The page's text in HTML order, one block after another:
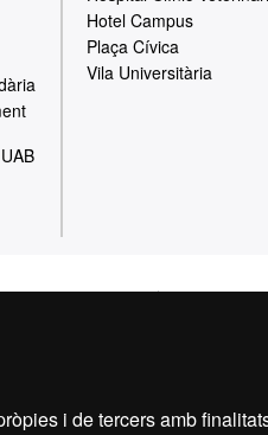
i de tercers amb
Hotel Campus
Plaça Cívica
Vila Universitària